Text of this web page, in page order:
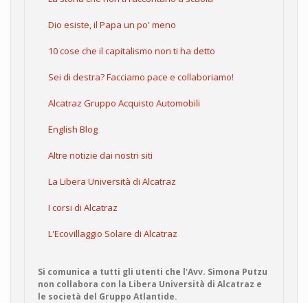
Dio esiste, il Papa un po' meno
10 cose che il capitalismo non ti ha detto
Sei di destra? Facciamo pace e collaboriamo!
Alcatraz Gruppo Acquisto Automobili
English Blog
Altre notizie dai nostri siti
La Libera Università di Alcatraz
I corsi di Alcatraz
L'Ecovillaggio Solare di Alcatraz
Si comunica a tutti gli utenti che l'Avv. Simona Putzu
non collabora con la Libera Università di Alcatraz e
le società del Gruppo Atlantide.